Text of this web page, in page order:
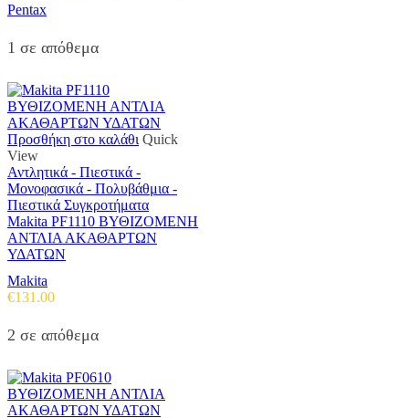
Pentax
1 σε απόθεμα
Προσθήκη στο καλάθι Quick
View
Αντλητικά - Πιεστικά -
Μονοφασικά - Πολυβάθμια -
Πιεστικά Συγκροτήματα
Makita PF1110 ΒΥΘΙΖΟΜΕΝΗ
ΑΝΤΛΙΑ ΑΚΑΘΑΡΤΩΝ
ΥΔΑΤΩΝ
Makita
€131.00
2 σε απόθεμα